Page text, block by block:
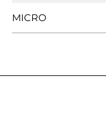
MICRO